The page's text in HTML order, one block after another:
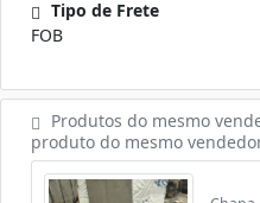
Tipo de Frete
FOB
Produtos do mesmo
produto do mesmo